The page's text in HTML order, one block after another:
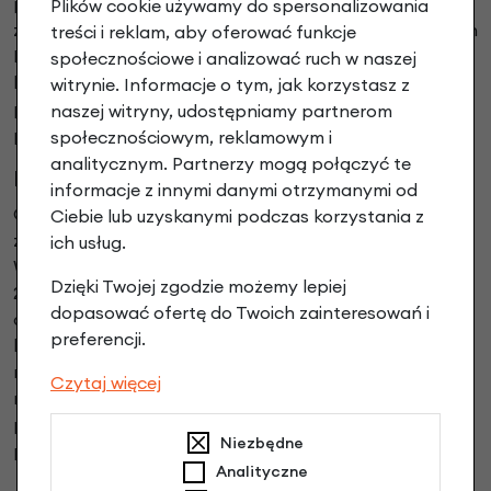
zachowaniu charakterystycznych właściwości jezdnych
Brompton. Seria dostępna jest z napędem 4- lub 12-
biegowym i będzie dobrym wyborem dla osób często
przenoszących rower lub podróżujących z nim
pociągiem i komunikacją miejską.
Brompton G Line
G Line to najnowsza seria w ofercie producenta,
zaprojektowana z myślą o większej wszechstronności.
W odróżnieniu od pozostałych serii wykorzystuje koła
20 cali, hydrauliczne hamulce tarczowe oraz szersze
opony, które poprawiają komfort jazdy na kostce
brukowej, drogach szutrowych i innych nierównych
nawierzchniach. Mimo większych kół zachowuje
możliwość szybkiego złożenia, pozostając
praktycznym rowerem do codziennego transportu i
podróżowania.
Plików cookie używamy do spersonalizowania
treści i reklam, aby oferować funkcje
społecznościowe i analizować ruch w naszej
witrynie. Informacje o tym, jak korzystasz z
naszej witryny, udostępniamy partnerom
społecznościowym, reklamowym i
analitycznym. Partnerzy mogą połączyć te
informacje z innymi danymi otrzymanymi od
Ciebie lub uzyskanymi podczas korzystania z
ich usług.
Dzięki Twojej zgodzie możemy lepiej
dopasować ofertę do Twoich zainteresowań i
preferencji.
Czytaj więcej
Niezbędne
Analityczne